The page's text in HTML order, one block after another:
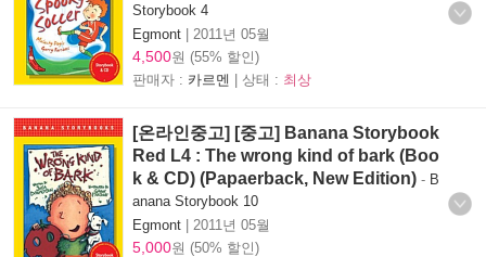
Storybook 4
Egmont | 2011년 05월
4,500원 (55% 할인)
판매자 : 카르멘 | 상태 : 최상
[온라인중고] [중고] Banana Storybook
Red L4 : The wrong kind of bark (Boo
k & CD) (Papaerback, New Edition) - B
anana Storybook 10
Egmont | 2011년 05월
5,000원 (50% 할인)